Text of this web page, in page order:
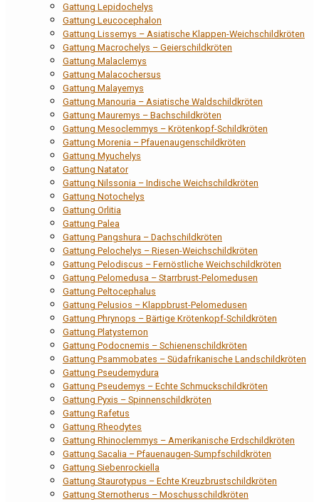
Gattung Lepidochelys
Gattung Leucocephalon
Gattung Lissemys – Asiatische Klappen-Weichschildkröten
Gattung Macrochelys – Geierschildkröten
Gattung Malaclemys
Gattung Malacochersus
Gattung Malayemys
Gattung Manouria – Asiatische Waldschildkröten
Gattung Mauremys – Bachschildkröten
Gattung Mesoclemmys – Krötenkopf-Schildkröten
Gattung Morenia – Pfauenaugenschildkröten
Gattung Myuchelys
Gattung Natator
Gattung Nilssonia – Indische Weichschildkröten
Gattung Notochelys
Gattung Orlitia
Gattung Palea
Gattung Pangshura – Dachschildkröten
Gattung Pelochelys – Riesen-Weichschildkröten
Gattung Pelodiscus – Fernöstliche Weichschildkröten
Gattung Pelomedusa – Starrbrust-Pelomedusen
Gattung Peltocephalus
Gattung Pelusios – Klappbrust-Pelomedusen
Gattung Phrynops – Bärtige Krötenkopf-Schildkröten
Gattung Platysternon
Gattung Podocnemis – Schienenschildkröten
Gattung Psammobates – Südafrikanische Landschildkröten
Gattung Pseudemydura
Gattung Pseudemys – Echte Schmuckschildkröten
Gattung Pyxis – Spinnenschildkröten
Gattung Rafetus
Gattung Rheodytes
Gattung Rhinoclemmys – Amerikanische Erdschildkröten
Gattung Sacalia – Pfauenaugen-Sumpfschildkröten
Gattung Siebenrockiella
Gattung Staurotypus – Echte Kreuzbrustschildkröten
Gattung Sternotherus – Moschusschildkröten